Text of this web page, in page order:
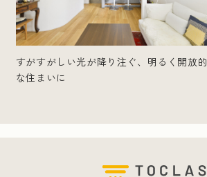
すがすがしい光が降り注ぐ、明るく開放的
な住まいに